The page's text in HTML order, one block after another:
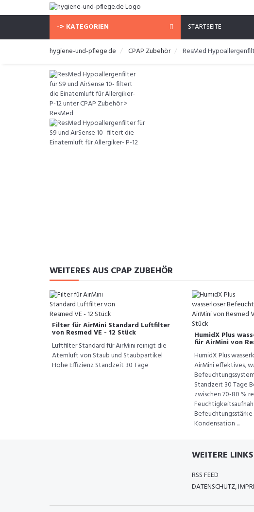
-> KATEGORIEN STARTSEITE
hygiene-und-pflege.de CPAP Zubehör ResMed
WEITERES AUS CPAP ZUBEHÖR
Filter für AirMini Standard Luftfilter
von Resmed VE - 12 Stück
Luftfilter Standard für AirMini reinigt die
Atemluft von Staub und Staubpartikel
Hohe Effizienz Standzeit 30 Tage
HumidX Plus
für AirMini von
HumidX Plus
AirMini effektives,
Standzeit 30 Tage
zwischen 70-80 %
Kondensation ...
WEITERE LINKS
RSS FEED
DATENSCHUTZ,